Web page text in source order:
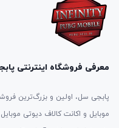
معرفی فروشگاه اینترنتی
پابجی سل، اولین و بزرگ‌ترین